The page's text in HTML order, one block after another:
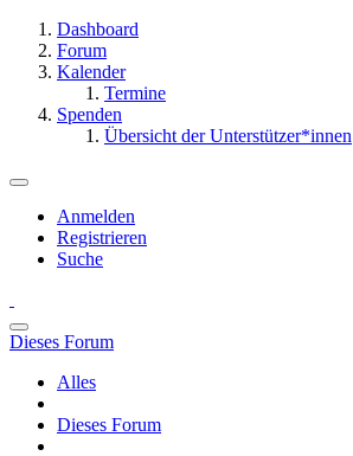
Dashboard
Forum
Kalender
Termine
Spenden
Übersicht der Unterstützer*innen
Anmelden
Registrieren
Suche
Dieses Forum
Alles
Dieses Forum